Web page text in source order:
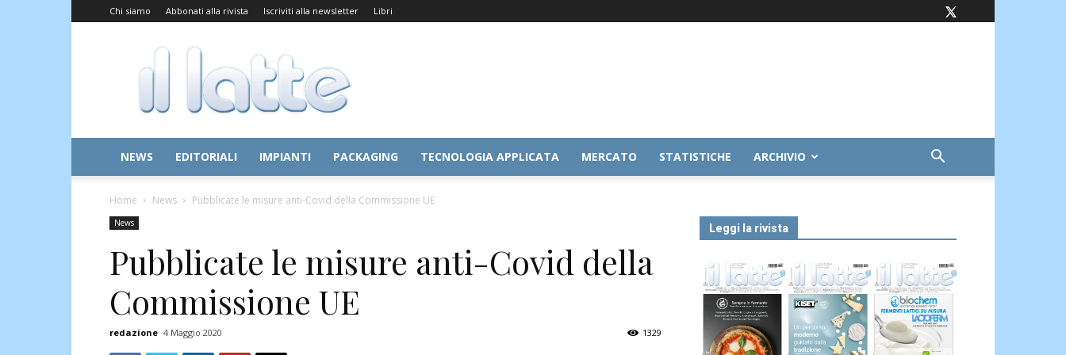
Chi siamo Abbonati alla rivista Iscriviti alla newsletter Libri
Il
Latte
NEWS EDITORIALI IMPIANTI PACKAGING TECNOLOGIA APPLICATA MERCATO STATISTICHE ARCHIVIO
Home News Pubblicate le misure anti-Covid della Commissione UE
News
Pubblicate le misure anti-Covid della
Commissione UE
redazione 4 Maggio 2020 1329
Leggi la rivista